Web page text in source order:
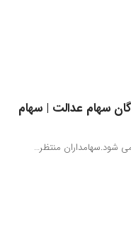
سهام عدالت | سهام
شود.سهامداران منتظر…